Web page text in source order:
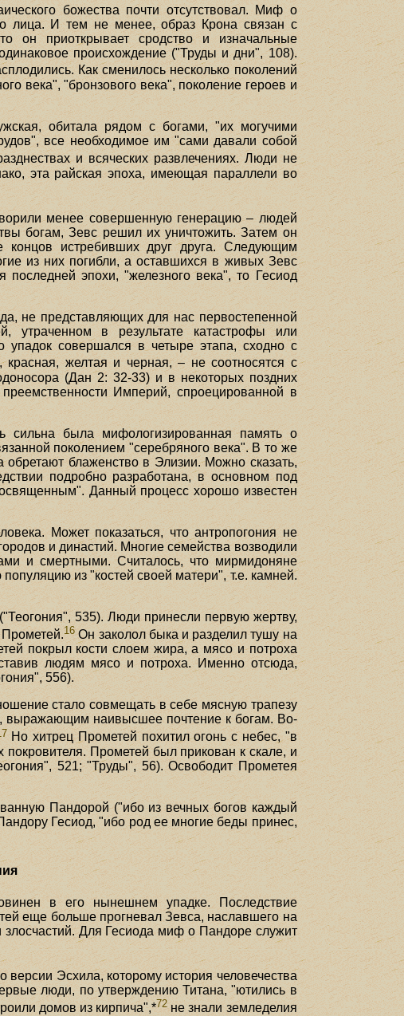
божества почти отсутствовал. Миф о
лица. И тем не менее, образ Крона связан с
приоткрывает сродство и изначальные
происхождение ("Труды и дни", 108).
Как сменилось несколько поколений
века", "бронзового века", поколение героев и
обитала рядом с богами, "их могучими
все необходимое им "сами давали собой
и всяческих развлечениях. Люди не
эта райская эпоха, имеющая параллели во
менее совершенную генерацию – людей
богам, Зевс решил их уничтожить. Затем он
концов истребивших друг друга. Следующим
из них погибли, а оставшихся в живых Зевс
эпохи, "железного века", то Гесиод
не представляющих для нас первостепенной
утраченном в результате катастрофы или
упадок совершался в четыре этапа, сходно с
желтая и черная, – не соотносятся с
(Дан 2: 32-33) и в некоторых поздних
Империй, спроецированной в
была мифологизированная память о
поколением "серебряного века". В то же
блаженство в Элизии. Можно сказать,
подробно разработана, в основном под
Данный процесс хорошо известен
Может показаться, что антропогония не
и династий. Многие семейства возводили
и смертными. Считалось, что мирмидоняне
из "костей своей матери", т.е. камней.
535). Люди принесли первую жертву,
16 Он заколол быка и разделил тушу на
покрыл кости слоем жира, а мясо и потроха
людям мясо и потроха. Именно отсюда,
556).
стало совмещать в себе мясную трапезу
выражающим наивысшее почтение к богам. Во-
Но хитрец Прометей похитил огонь с небес, "в
Прометей был прикован к скале, и
521; "Труды", 56). Освободит Прометея
Пандорой ("ибо из вечных богов каждый
Гесиод, "ибо род ее многие беды принес,
в его нынешнем упадке. Последствие
еще больше прогневал Зевса, наславшего на
злосчастий. Для Гесиода миф о Пандоре служит
Эсхила, которому история человечества
люди, по утверждению Титана, "ютились в
домов из кирпича",*72не знали земледелия